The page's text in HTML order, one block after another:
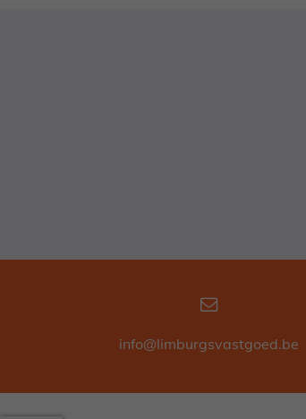
info@limburgsvastgoed.be